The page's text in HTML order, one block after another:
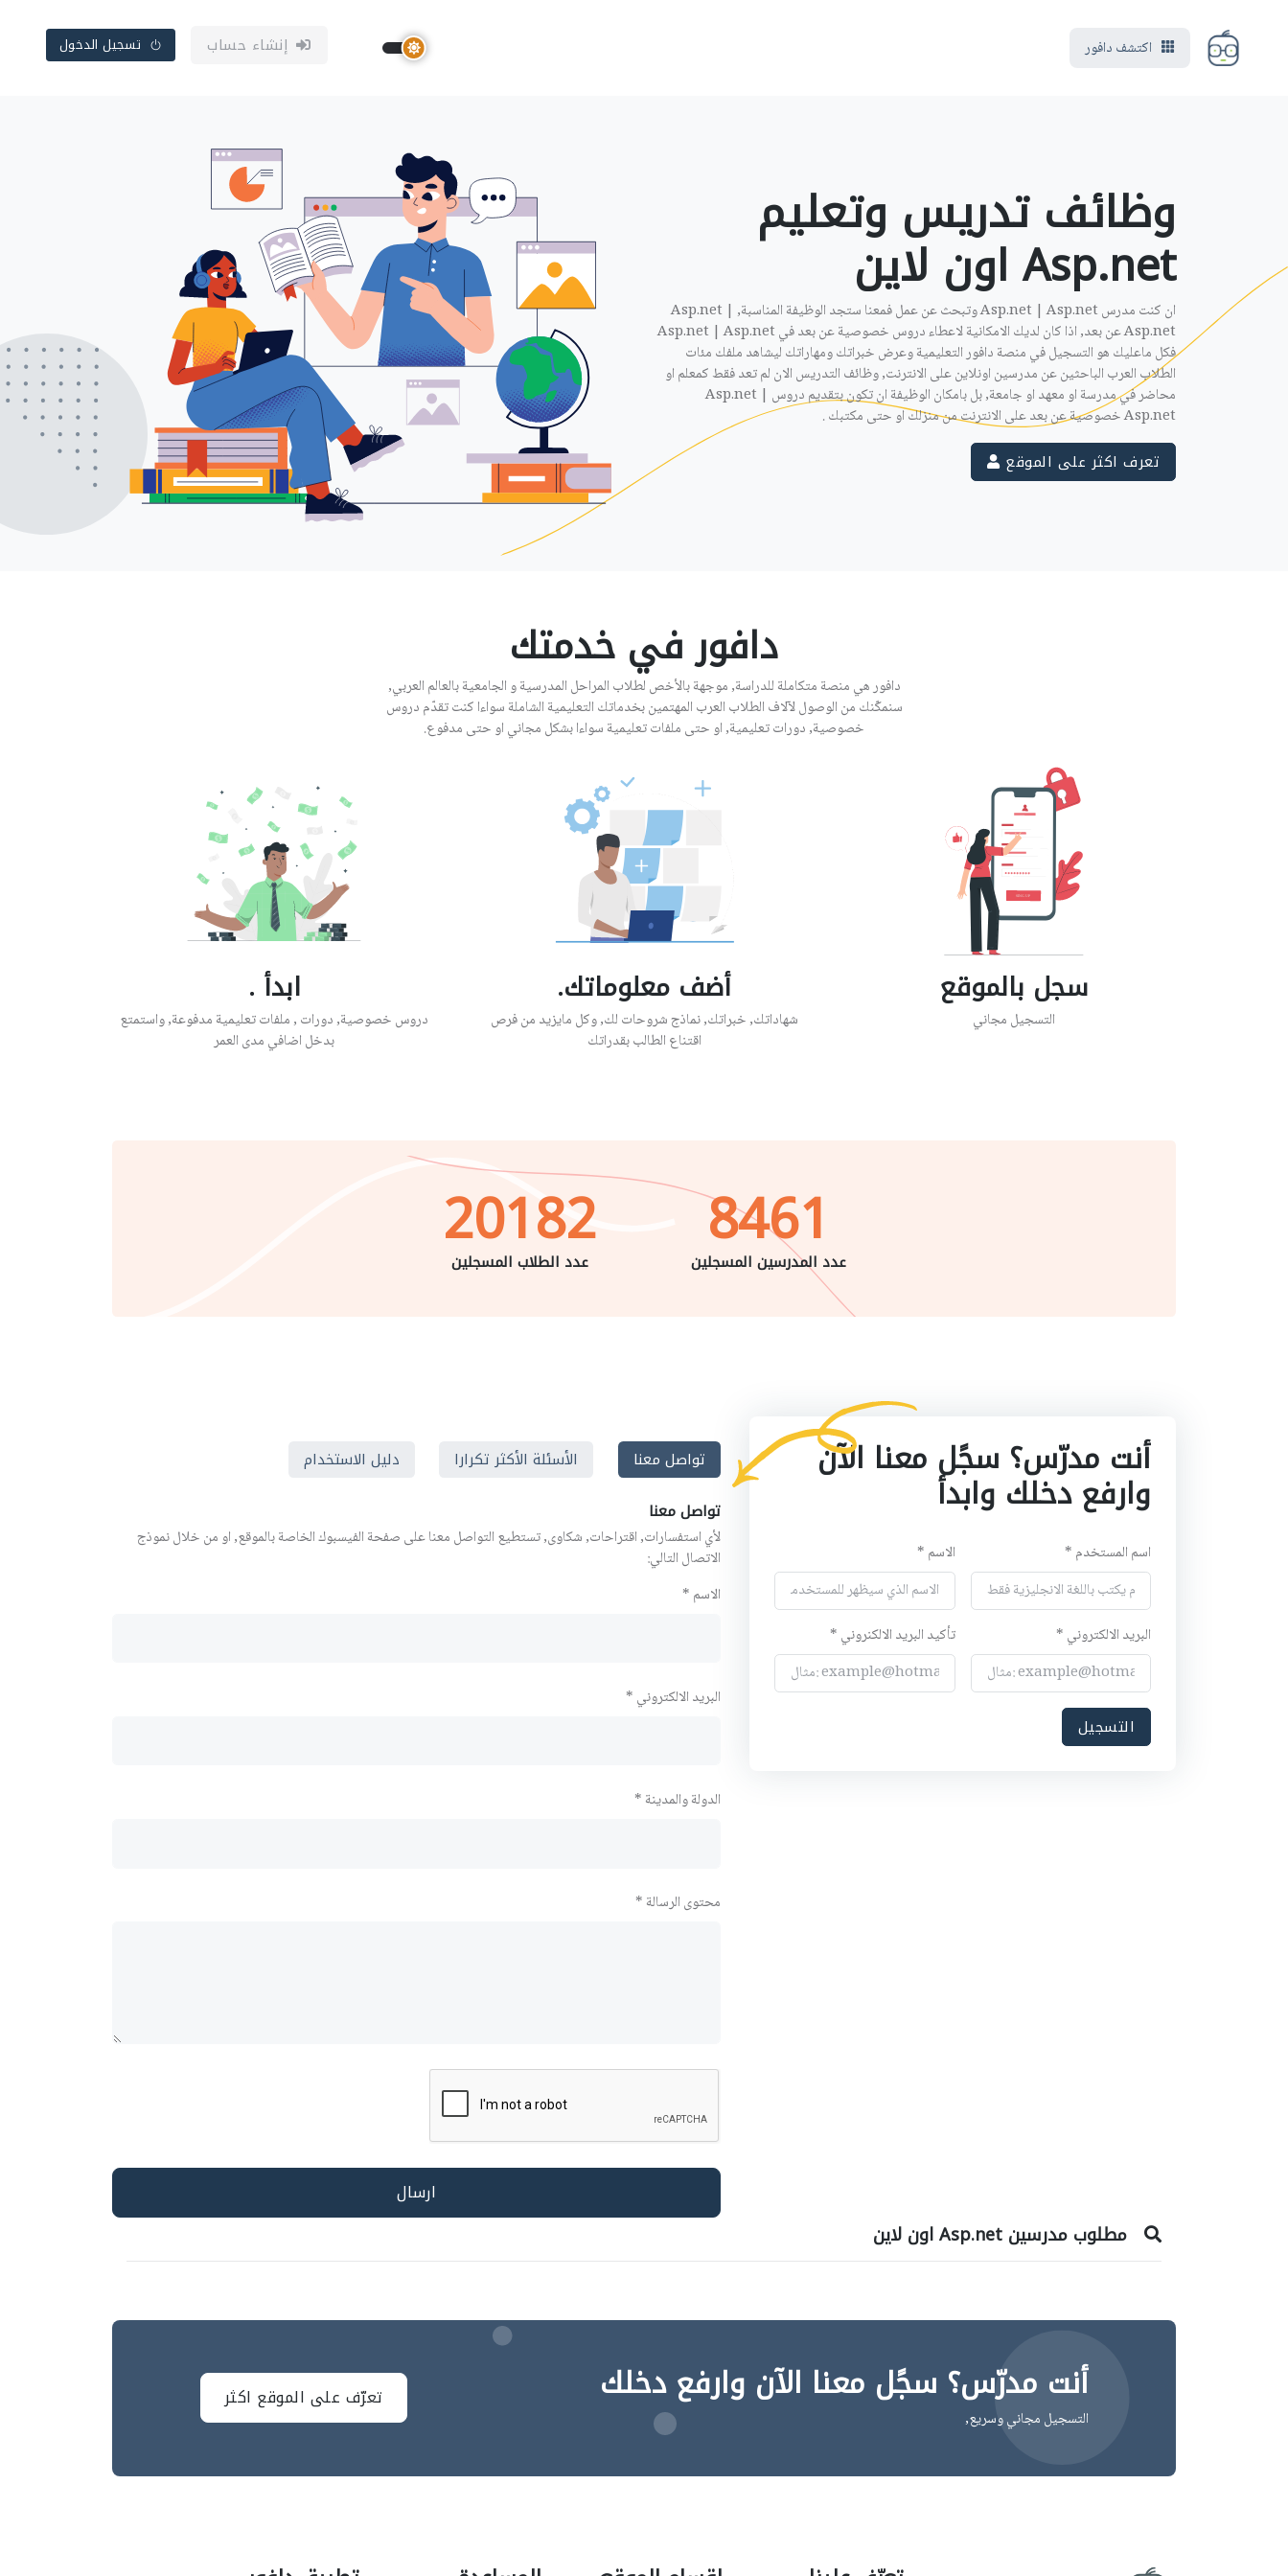
اكتشف دافور إنشاء حساب تسجيل الدخول
وظائف تدريس وتعليم
Asp.net اون لاين ‎
ان كنت مدرس Asp.net | Asp.net وتبحث عن عمل فمعنا ستجد الوظيفة المناسبة, Asp.net |
Asp.net عن بعد, اذا كان لديك الامكانية لاعطاء دروس خصوصية عن بعد في Asp.net | Asp.net
فكل ماعليك هو التسجيل في منصة دافور التعليمية وعرض خبراتك ومهاراتك ليشاهد ملفك مئات
الطلاب العرب الباحثين عن مدرسين اونلاين على الانترنت, وظائف التدريس الان لم تعد فقط كمعلم او
محاضر في مدرسة او معهد او جامعة, بل بامكان الوظيفة ان تكون بتقديم دروس Asp.net |
Asp.net خصوصية عن بعد على الانترنت من منزلك او حتى مكتبك .
تعرف اكثر على الموقع
دافور في خدمتك
دافور هي منصة متكاملة للدراسة, موجهة بالأخص لطلاب المراحل المدرسية و الجامعية بالعالم العربي,
سنمكّنك من الوصول لآلاف الطلاب العرب المهتمين بخدماتك التعليمية الشاملة سواءا كنت تقدّم دروس
خصوصية, دورات تعليمية, او حتى ملفات تعليمية سواءا بشكل مجاني او حتى مدفوع.
سجل بالموقع
التسجيل مجاني
أضف معلوماتك.
شهاداتك, خبراتك, نماذج شروحات لك, وكل مايزيد من فرص
اقتناع الطالب بقدراتك
ابدأ .
دروس خصوصية, دورات , ملفات تعليمية مدفوعة, واستمتع
بدخل اضافي مدى العمر
8461
عدد المدرسين المسجلين 20182
عدد الطلاب المسجلين
أنت مدرّس؟ سجًل معنا الآن
وارفع دخلك وابدأ
اسم المستخدم * الاسم *
البريد الالكتروني * تأكيد البريد الالكنروني *
تواصل معنا الأسئلة الأكثر تكرارا
دليل الاستخدام
تواصل معنا
لأي استفسارات, اقتراحات, شكاوى, تستطيع التواصل معنا على صفحة الفيسبوك الخاصة بالموقع, او من خلال نموذج
الاتصال التالي:
الاسم *
البريد الالكتروني *
الدولة والمدينة *
محتوى الرسالة *
مطلوب مدرسين Asp.net اون لاين
أنت مدرّس؟ سجًل معنا الآن وارفع دخلك
التسجيل مجاني وسريع,
تعرّف على الموقع اكثر